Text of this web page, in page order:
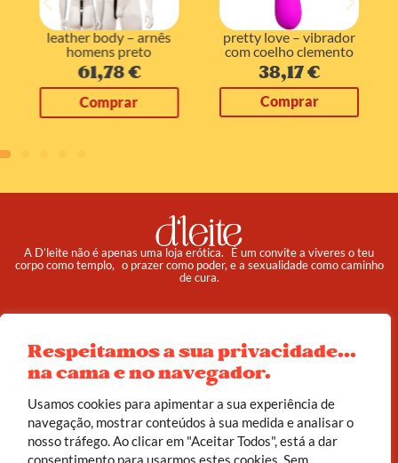
Respeitamos a sua privacidade...
na cama e no navegador.
Usamos cookies para apimentar a sua experiência de
navegação, mostrar conteúdos à sua medida e analisar o
nosso tráfego. Ao clicar em "Aceitar Todos", está a dar
consentimento para usarmos estes cookies. Sem
leather body – arnês
homens preto
61,78€
Comprar
pretty love – vibrador
com coelho clemento
38,17€
Comprar
A D’leite não é apenas uma loja erótica. É um convite a viveres o teu
corpo como templo, o prazer como poder, e a sexualidade como caminho
de cura.
Reembolso e Devoluções
Termos e Condições
Sobre
Política de Privacidade
© 2025 d’leite. Todos os direitos reservados.
Feito com carinho porJoão Corrêa